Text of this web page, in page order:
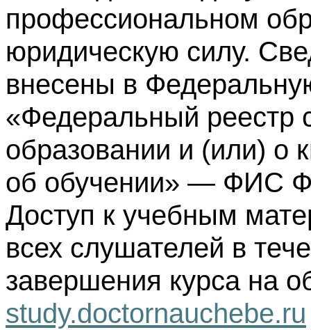
профессиональном
юридическую силу.
внесены в
«Федеральный реестр
образовании и (или) о
об обучении» — ФИС
Доступ к учебным
всех слушателей в
завершения курса на
study.doctornauchebe.ru